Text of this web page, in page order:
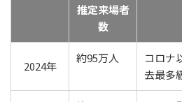
推定来場者
数
2024年
約95万人
コロナ
去最多